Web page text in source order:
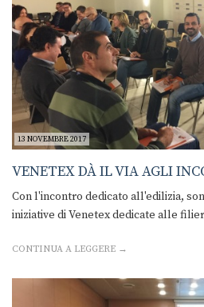
13 NOVEMBRE 2017
VENETEX DÀ IL VIA AGLI
Con l'incontro dedicato all'edilizia,
iniziative di Venetex dedicate alle
CONTINUA A LEGGERE →